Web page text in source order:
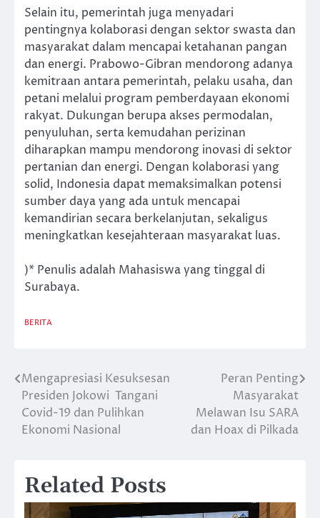
Selain itu, pemerintah juga menyadari
pentingnya kolaborasi dengan sektor swasta dan
masyarakat dalam mencapai ketahanan pangan
dan energi. Prabowo-Gibran mendorong adanya
kemitraan antara pemerintah, pelaku usaha, dan
petani melalui program pemberdayaan ekonomi
rakyat. Dukungan berupa akses permodalan,
penyuluhan, serta kemudahan perizinan
diharapkan mampu mendorong inovasi di sektor
pertanian dan energi. Dengan kolaborasi yang
solid, Indonesia dapat memaksimalkan potensi
sumber daya yang ada untuk mencapai
kemandirian secara berkelanjutan, sekaligus
meningkatkan kesejahteraan masyarakat luas.
)* Penulis adalah Mahasiswa yang tinggal di
Surabaya.
BERITA
Post
navigation
Mengapresiasi Kesuksesan
Presiden Jokowi Tangani
Covid-19 dan Pulihkan
Ekonomi Nasional
Peran Penting
Masyarakat
Melawan Isu SARA
dan Hoax di Pilkada
Related Posts